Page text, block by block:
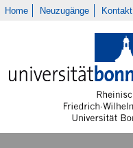
Home Neuzugänge Kontakt